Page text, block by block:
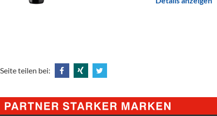
Seite teilen bei:
@
Facebook
@
Xing
@
Twitter